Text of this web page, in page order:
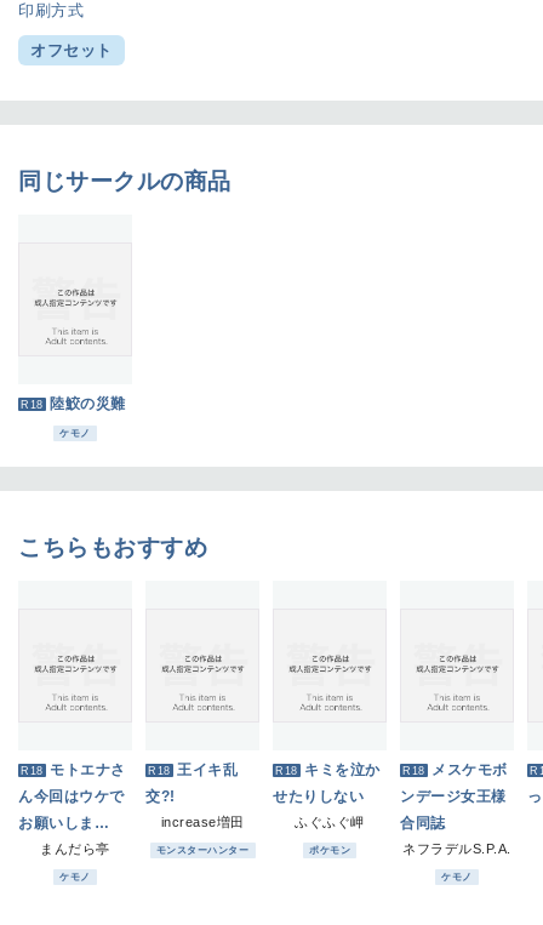
印刷方式
オフセット
同じサークルの商品
R18 陸鮫の災難
ケモノ
こちらもおすすめ
R18 モトエナさ
ん今回はウケで
お願いしま
す！！
まんだら亭
ケモノ
R18 王イキ乱
交?!
increase増田
モンスターハンター
R18 キミを泣か
せたりしない
ふぐふぐ岬
ポケモン
R18 メスケモボ
ンデージ女王様
合同誌
ネフラデルS.P.A.
ケモノ